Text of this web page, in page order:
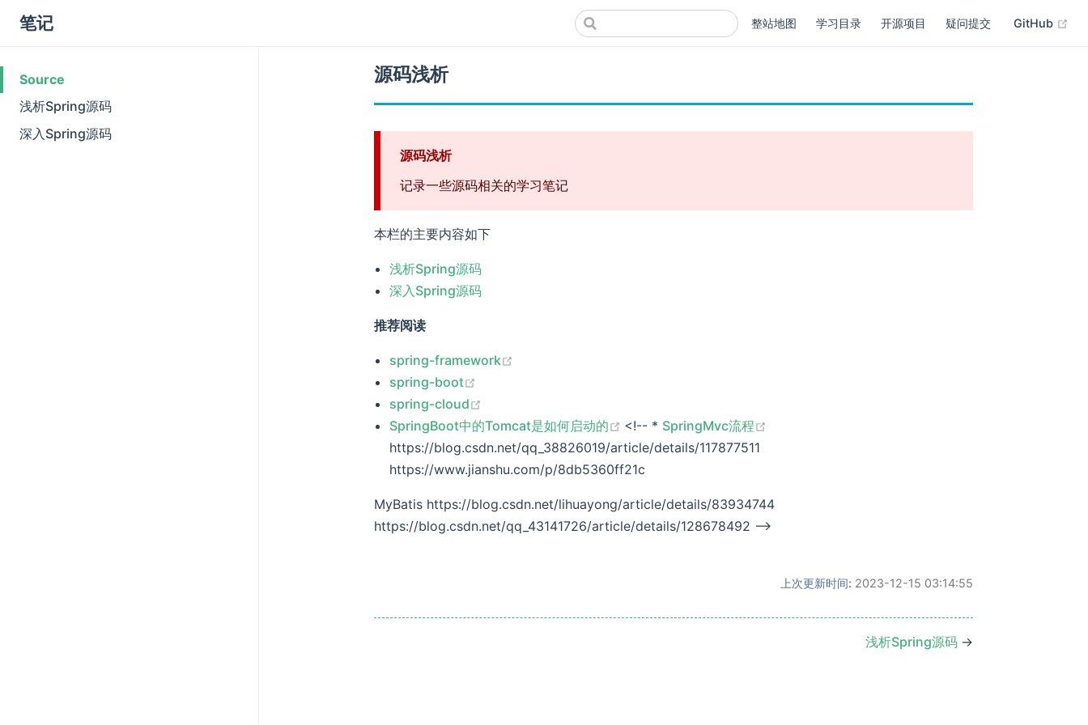
笔记 整站地图 学习目录 开源项目 疑问提交 GitHub
Source
浅析Spring源码
深入Spring源码
源码浅析
源码浅析
记录一些源码相关的学习笔记
本栏的主要内容如下
浅析Spring源码
深入Spring源码
推荐阅读
spring-framework
spring-boot
spring-cloud
SpringBoot中的Tomcat是如何启动的
(opens new window)
<!-- * SpringMvc流程
https://blog.csdn.net/qq_38826019/article/details/117877511
https://www.jianshu.com/p/8db5360ff21c
MyBatis https://blog.csdn.net/lihuayong/article/details/83934744
https://blog.csdn.net/qq_43141726/article/details/128678492 -->
上次更新时间: 2023-12-15 03:14:55
浅析Spring源码 →